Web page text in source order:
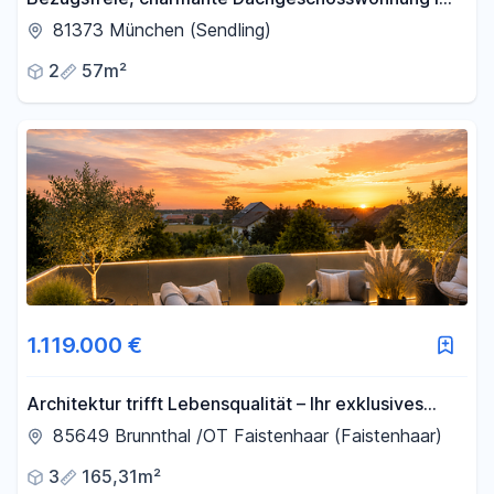
Altbau81373 München (Sendling)
2
57m²
1.119.000 €
Architektur trifft Lebensqualität – Ihr exklusives
Penthouse in Brunnthal/OT Faistenhaar
85649 Brunnthal /OT Faistenhaar (Faistenhaar)
3
165,31m²